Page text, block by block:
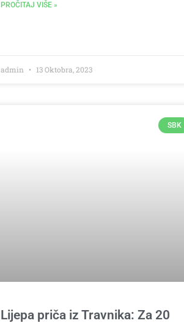
PROČITAJ VIŠE »
admin 13 Oktobra, 2023
SBK
Lijepa priča iz Travnika: Za 20